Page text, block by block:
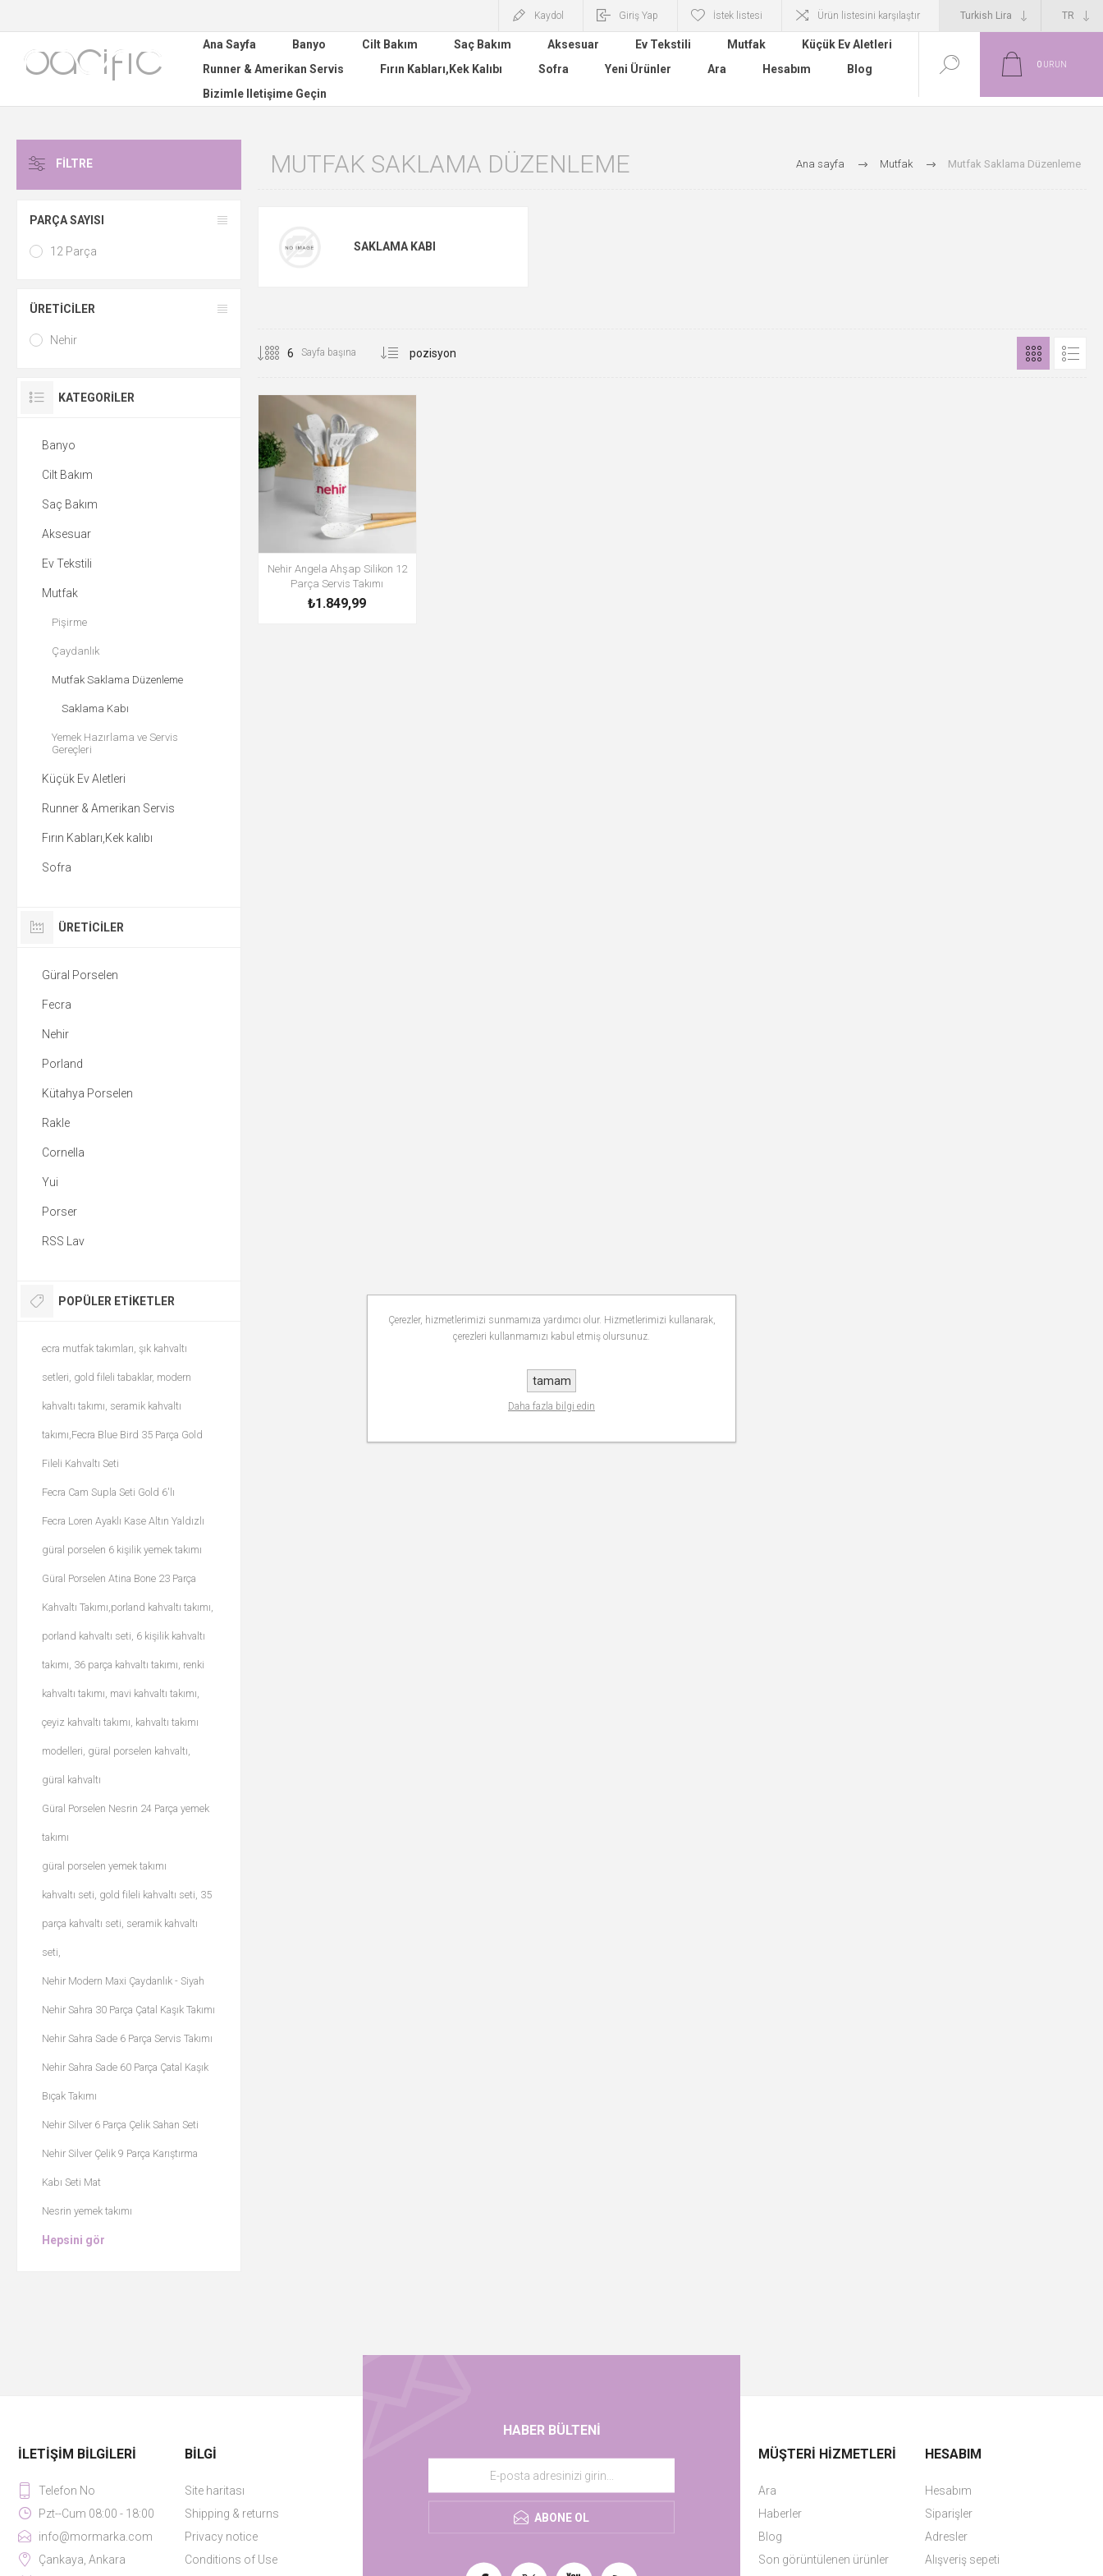
Kaydol Giriş Yap İstek listesi Ürün listesini karşılaştır
Ana Sayfa Banyo Cilt Bakım Saç Bakım Aksesuar Ev Tekstili Mutfak
Küçük Ev Aletleri
Runner & Amerikan Servis
Fırın Kabları,Kek Kalıbı Sofra Yeni Ürünler Ara Hesabım
Blog
Bizimle Iletişime Geçin
0 ÜRÜN
Ana sayfa Mutfak Mutfak Saklama Düzenleme
MUTFAK SAKLAMA DÜZENLEME
SAKLAMA KABI
Sayfa başına
Nehir Angela Ahşap Silikon 12
Parça Servis Takımı
₺1.849,99
FILTRE
PARÇA SAYISI
12 Parça
ÜRETICILER
Nehir
KATEGORILER
Banyo
Cilt Bakım
Saç Bakım
Aksesuar
Ev Tekstili
Mutfak
Pişirme
Çaydanlık
Mutfak Saklama Düzenleme
Saklama Kabı
Yemek Hazırlama ve Servis
Gereçleri
Küçük Ev Aletleri
Runner & Amerikan Servis
Fırın Kabları,Kek kalıbı
Sofra
ÜRETICILER
Güral Porselen
Fecra
Nehir
Porland
Kütahya Porselen
Rakle
Cornella
Yui
Porser
RSS Lav
POPÜLER ETIKETLER
ecra mutfak takımları, şık kahvaltı
setleri, gold fileli tabaklar, modern
kahvaltı takımı, seramik kahvaltı
takımı,Fecra Blue Bird 35 Parça Gold
Fileli Kahvaltı Seti
Fecra Cam Supla Seti Gold 6'lı
Fecra Loren Ayaklı Kase Altın Yaldızlı
güral porselen 6 kişilik yemek takımı
Güral Porselen Atina Bone 23 Parça
Kahvaltı Takımı,porland kahvaltı takımı,
porland kahvaltı seti, 6 kişilik kahvaltı
takımı, 36 parça kahvaltı takımı, renki
kahvaltı takımı, mavi kahvaltı takımı,
çeyiz kahvaltı takımı, kahvaltı takımı
modelleri, güral porselen kahvaltı,
güral kahvaltı
Güral Porselen Nesrin 24 Parça yemek
takımı
güral porselen yemek takımı
kahvaltı seti, gold fileli kahvaltı seti, 35
parça kahvaltı seti, seramik kahvaltı
seti,
Nehir Modern Maxi Çaydanlık - Siyah
Nehir Sahra 30 Parça Çatal Kaşık Takımı
Nehir Sahra Sade 6 Parça Servis Takımı
Nehir Sahra Sade 60 Parça Çatal Kaşık
Bıçak Takımı
Nehir Silver 6 Parça Çelik Sahan Seti
Nehir Silver Çelik 9 Parça Karıştırma
Kabı Seti Mat
Nesrin yemek takımı
Hepsini gör
HABER BÜLTENI
ABONE OL
İLETIŞIM BILGILERI
Telefon No
Pzt--Cum 08:00 - 18:00
info@mormarka.com
Çankaya, Ankara
BILGI
Site haritası
Shipping & returns
Privacy notice
Conditions of Use
MÜŞTERI HIZMETLERI
Ara
Haberler
Blog
Son görüntülenen ürünler
HESABIM
Hesabım
Siparişler
Adresler
Alışveriş sepeti
Çerezler, hizmetlerimizi sunmamıza yardımcı olur. Hizmetlerimizi kullanarak,
çerezleri kullanmamızı kabul etmiş olursunuz.
tamam
Daha fazla bilgi edin